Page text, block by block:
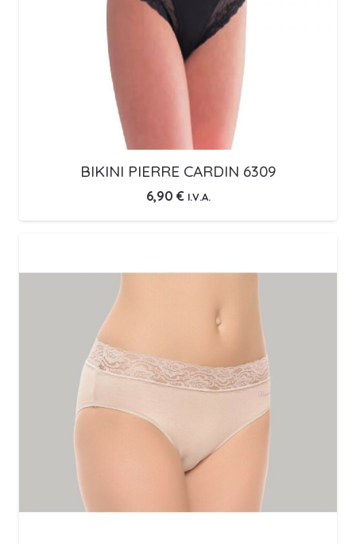
BIKINI PIERRE CARDIN 6309
6,90 € I.V.A.